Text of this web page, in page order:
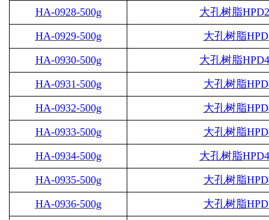
HA-0928-500g
大孔树脂
HA-0929-500g
大孔树脂
HA-0930-500g
大孔树脂
HA-0931-500g
大孔树脂
HA-0932-500g
大孔树脂
HA-0933-500g
大孔树脂
HA-0934-500g
大孔树脂
HA-0935-500g
大孔树脂
HA-0936-500g
大孔树脂